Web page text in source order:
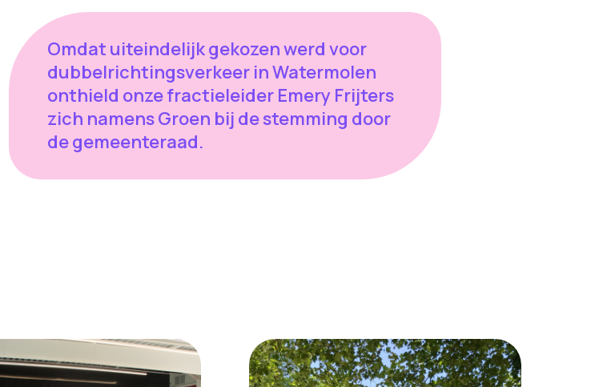
Omdat uiteindelijk gekozen werd voor
dubbelrichtingsverkeer in Watermolen
onthield onze fractieleider Emery Frijters
zich namens Groen bij de stemming door
de gemeenteraad.